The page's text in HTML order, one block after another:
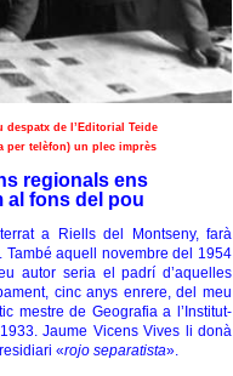
de l’Editorial Teide
per telèfon) un plec imprès
regionals ens
al fons del pou
a Riells del Montseny, farà
aquell novembre del 1954
autor seria el padrí d’aquelles
cinc anys enrere, del meu
de Geografia a l’Institut-
Jaume Vicens Vives li donà
«rojo separatista».